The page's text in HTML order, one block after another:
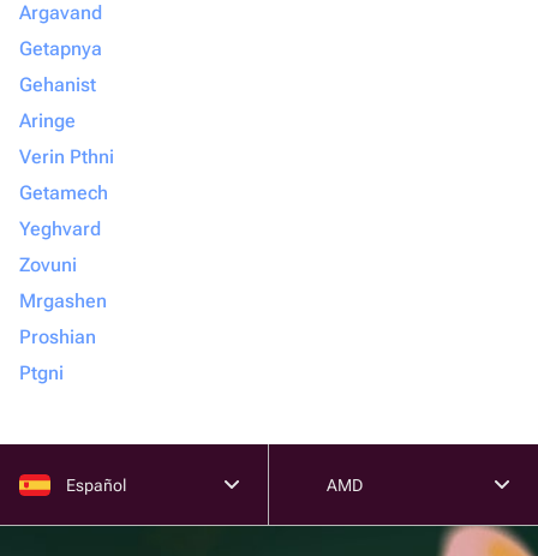
Argavand
Getapnya
Gehanist
Aringe
Verin Pthni
Getamech
Yeghvard
Zovuni
Mrgashen
Proshian
Ptgni
Español AMD